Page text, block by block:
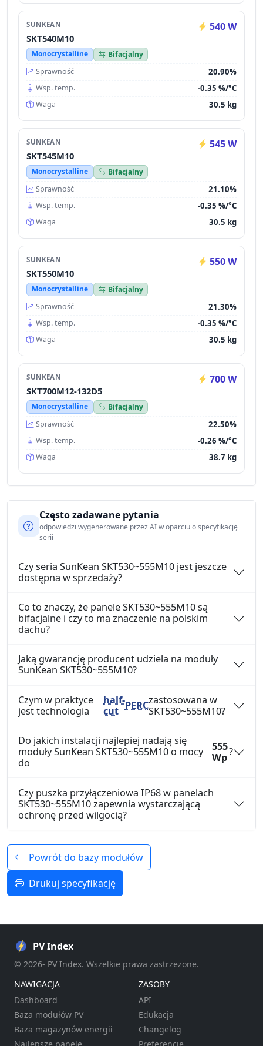
SUNKEAN 540 W
SKT540M10
Monocrystalline
Bifacjalny
Sprawność
20.90%
Wsp. temp. -0.35 %/°C
Waga 30.5 kg
SUNKEAN 545 W
SKT545M10
Monocrystalline
Bifacjalny
Sprawność
21.10%
Wsp. temp. -0.35 %/°C
Waga 30.5 kg
SUNKEAN 550 W
SKT550M10
Monocrystalline
Bifacjalny
Sprawność
21.30%
Wsp. temp. -0.35 %/°C
Waga 30.5 kg
SUNKEAN 700 W
SKT700M12-132D5
Monocrystalline
Bifacjalny
Sprawność
22.50%
Wsp. temp. -0.26 %/°C
Waga 38.7 kg
Często zadawane pytania
odpowiedzi wygenerowane przez AI w oparciu o specyfikację
serii
Czy seria SunKean SKT530~555M10 jest jeszcze
dostępna w sprzedaży?
Co to znaczy, że panele SKT530~555M10 są
bifacjalne i czy to ma znaczenie na polskim
dachu?
Jaką gwarancję producent udziela na moduły
SunKean SKT530~555M10?
Czym w praktyce
jest technologia
half-
cut PERCzastosowana w
SKT530~555M10?
Do jakich instalacji najlepiej nadają się
moduły SunKean SKT530~555M10 o mocy
do
555
Wp?
Czy puszka przyłączeniowa IP68 w panelach
SKT530~555M10 zapewnia wystarczającą
ochronę przed wilgocią?
Powrót do bazy modułów
Drukuj specyfikację
PV Index
© 2026- PV Index. Wszelkie prawa zastrzeżone.
NAWIGACJA
Dashboard
Baza modułów PV
Baza magazynów energii
ZASOBY
API
Edukacja
Changelog